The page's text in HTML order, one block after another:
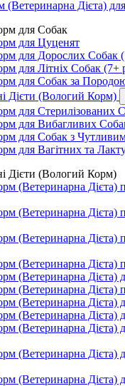
Дієта)
для Собак
для Цуценят
для Дорослих Собак
для Літніх Собак (7+
для Собак за
Дієти (Вологий Корм)
для Стерилізованих
для Вибагливих
для Собак з
для Вагітних та
Дієти (Вологий Корм)
(Ветеринарна Дієта)
(Ветеринарна Дієта)
(Ветеринарна Дієта)
(Ветеринарна Дієта)
(Ветеринарна Дієта)
(Ветеринарна Дієта)
(Ветеринарна Дієта)
(Ветеринарна Дієта)
(Ветеринарна Дієта)
(Ветеринарна Дієта)
(Ветеринарна Дієта)